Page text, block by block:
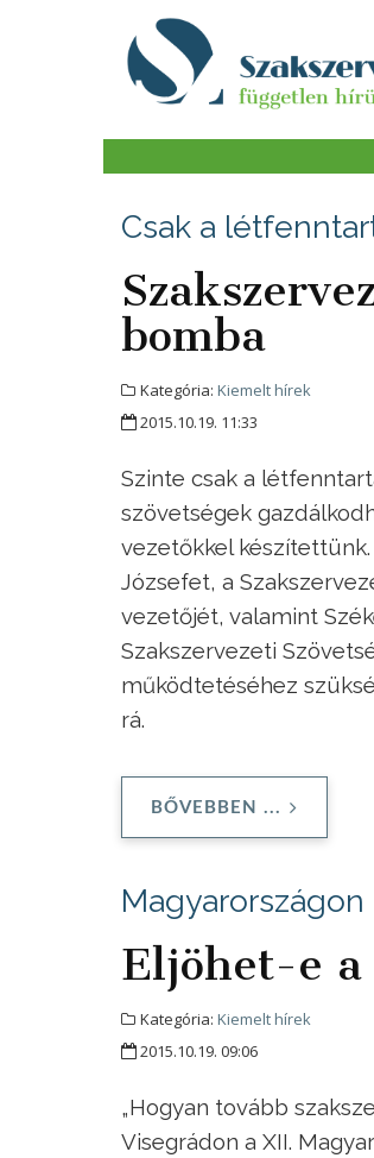
Csak a
bomba
Kategória: Kiemelt hírek
2015.10.19. 11:33
Szinte csak a
szövetségek
vezetőkkel
Józsefet, a
vezetőjét, valamint
Szakszervezeti
működtetéséhez
rá.
BŐVEBBEN ...
Eljöhet-e a
Kategória: Kiemelt hírek
2015.10.19. 09:06
„Hogyan tovább
Visegrádon a XII.